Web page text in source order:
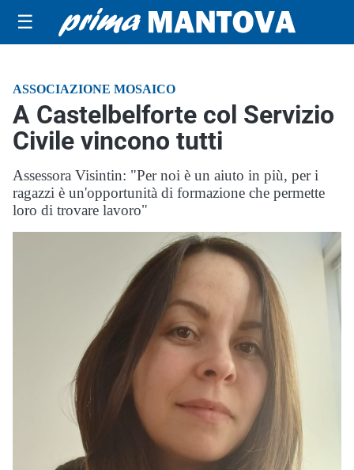
☰
ASSOCIAZIONE MOSAICO
A Castelbelforte col Servizio
Civile vincono tutti
Assessora Visintin: "Per noi è un aiuto in più, per i
ragazzi è un'opportunità di formazione che permette
loro di trovare lavoro"